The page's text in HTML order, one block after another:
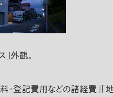
外観。
・登記費用などの諸経費」